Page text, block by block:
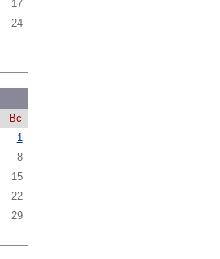
17
24
Вс
1
8
15
22
29